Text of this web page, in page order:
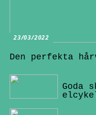
23/03/2022
Den perfekta
Goda